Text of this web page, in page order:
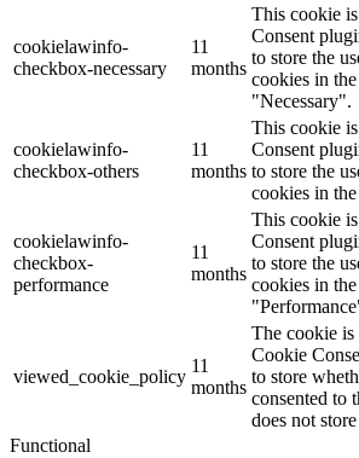
cookielawinfo-
checkbox-necessary
11
months
This cookie
Consent
to store the
cookies in
"Necessary".
cookielawinfo-
checkbox-others
11
months
This cookie
Consent
to store the
cookies in
cookielawinfo-
checkbox-
performance
11
months
This cookie
Consent
to store the
cookies in
viewed_cookie_policy
11
months
The cookie
Cookie
to store
consented to
does not
Functional